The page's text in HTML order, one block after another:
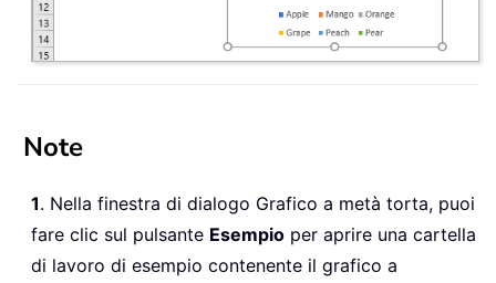
Note
1. Nella finestra di dialogo Grafico a metà torta, puoi
fare clic sul pulsante Esempio per aprire una cartella
di lavoro di esempio contenente il grafico a